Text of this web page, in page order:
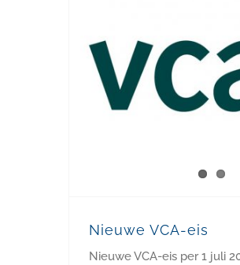
Nieuwe VCA-eis
Nieuwe VCA-eis per 1 juli